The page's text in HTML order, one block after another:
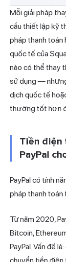
Mỗi giải pháp
cầu thiết lập kỹ
pháp thanh toán
quốc tế của
nào có thể thay
sử dụng —
dịch quốc tế
thường tốt hơn
Tiền điện
PayPal
PayPal có tính
pháp thanh toán
Từ năm 2020,
Bitcoin,
PayPal. Vấn đề